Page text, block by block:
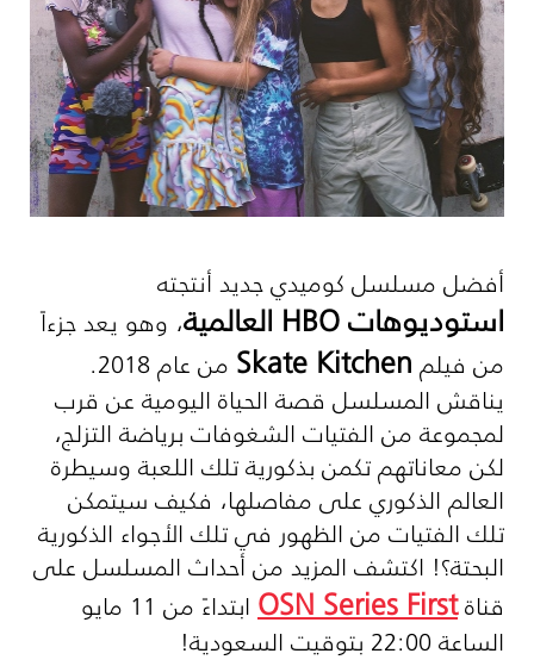
أفضل مسلسل كوميدي جديد أنتجته
استوديوهاتHBOالعالمية، وهو يعد جزءاً
من فيلمSkate Kitchen من عام 2018.
يناقش المسلسل قصة الحياة اليومية عن قرب
لمجموعة من الفتيات الشغوفات برياضة التزلج،
لكن معاناتهم تكمن بذكورية تلك اللعبة وسيطرة
العالم الذكوري على مفاصلها، فكيف سيتمكن
تلك الفتيات من الظهور في تلك الأجواء الذكورية
البحتة؟! اكتشف المزيد من أحداث المسلسل على
قناةOSN Series First ابتداءً من 11 مايو
الساعة 22:00 بتوقيت السعودية !